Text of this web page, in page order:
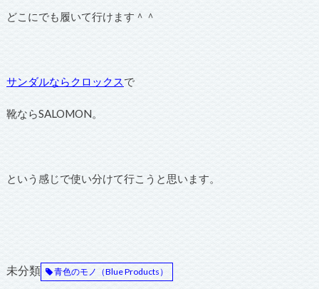
どこにでも履いて行けます＾＾
サンダルならクロックスで
靴ならSALOMON。
という感じで使い分けて行こうと思います。
未分類 青色のモノ（Blue Products）